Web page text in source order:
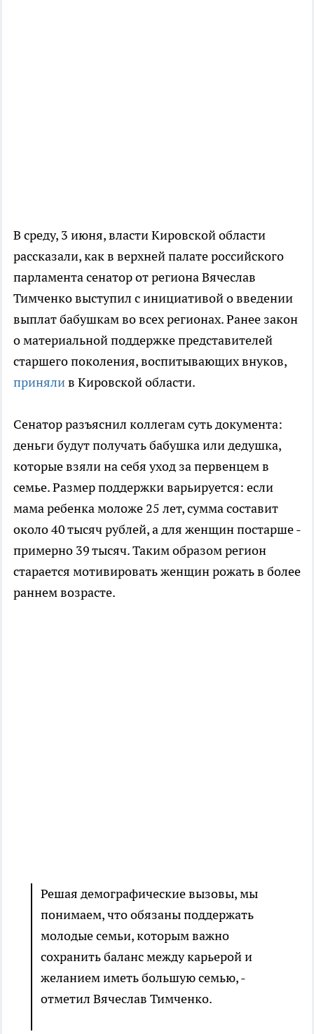
В среду, 3 июня, власти Кировской области
рассказали, как в верхней палате российского
парламента сенатор от региона Вячеслав
Тимченко выступил с инициативой о введении
выплат бабушкам во всех регионах. Ранее закон
о материальной поддержке представителей
старшего поколения, воспитывающих внуков,
принялив Кировской области.
Сенатор разъяснил коллегам суть документа:
деньги будут получать бабушка или дедушка,
которые взяли на себя уход за первенцем в
семье. Размер поддержки варьируется: если
мама ребенка моложе 25 лет, сумма составит
около 40 тысяч рублей, а для женщин постарше -
примерно 39 тысяч. Таким образом регион
старается мотивировать женщин рожать в более
раннем возрасте.
Решая демографические вызовы, мы
понимаем, что обязаны поддержать
молодые семьи, которым важно
сохранить баланс между карьерой и
желанием иметь большую семью, -
отметил Вячеслав Тимченко.